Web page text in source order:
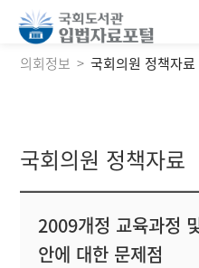
의회정보 국회의원 정책자료
국회의원 정책자료
2009개정 교육과정
안에 대한 문제점